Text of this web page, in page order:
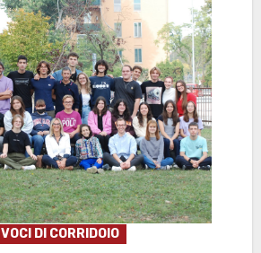
VOCI DI CORRIDOIO